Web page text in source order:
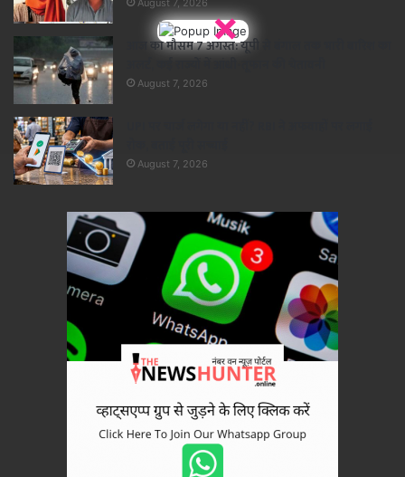
×
August 7, 2026
आज का मौसम 7 अगस्त: यूपी से बंगाल तक भारी बारिश का
August 7, 2026
August 7, 2026